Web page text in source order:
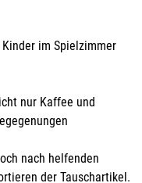
im Spielzimmer
nur Kaffee und
nach helfenden
der Tauschartikel.